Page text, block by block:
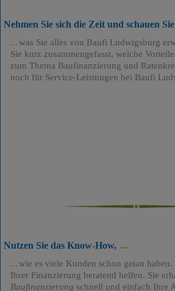
Nehmen Sie sich die Zeit und schauen
was Sie alles von Baufi Ludwigsburg
Sie kurz zusammengefasst, welche
zum Thema Baufinanzierung und
noch für Service-Leistungen bei Baufi
Nutzen Sie das Know-How,
wie es viele Kunden schon getan haben.
Ihrer Finanzierung beratend helfen. Sie
Baufinanzierung schnell und einfach Ihre